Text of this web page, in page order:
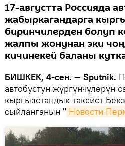
17-августта Россияда
жабыркагандарга
биринчилерден болуп
жалпы жонунан эки
кичинекей баланы
БИШКЕК, 4-cен. — Sputnik.
автобустун жүргүнчүлөрүн
кыргызстандык таксист
сыйланганын " Новости